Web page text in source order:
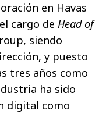
en Havas
cargo de Head of
siendo
y puesto
tres años como
ha sido
digital como